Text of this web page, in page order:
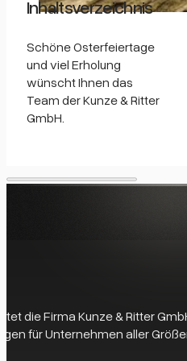
Schöne Osterfeiertage
und viel Erholung
wünscht Ihnen das
Team der Kunze & Ritter
GmbH.
Inhaltsverzeichnis
die Firma Kunze & Ritter
für Unternehmen aller